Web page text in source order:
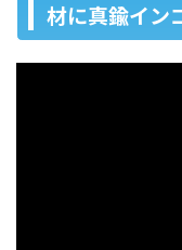
材に真鍮イン